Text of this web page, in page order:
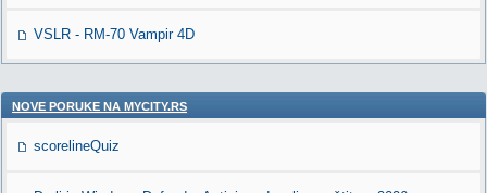
VSLR - RM-70 Vampir 4D
NOVE PORUKE NA MYCITY.RS
scorelineQuiz